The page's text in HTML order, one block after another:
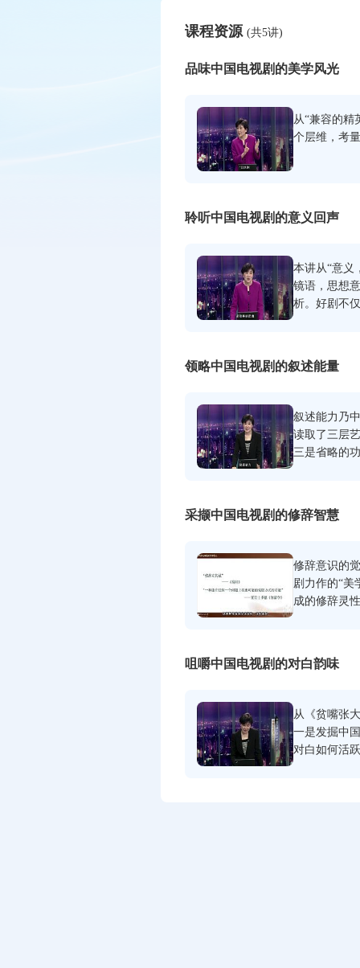
课程资源 (共5讲)
品味中国电视剧的美学风光
从“兼容的精
个层维，考
聆听中国电视剧的意义回声
本讲从“意义
镜语，思想
析。好剧不
领略中国电视剧的叙述能量
叙述能力乃
读取了三层
三是省略的
采撷中国电视剧的修辞智慧
修辞意识的
剧力作的“美
成的修辞灵
咀嚼中国电视剧的对白韵味
从《贫嘴张
一是发掘中
对白如何活